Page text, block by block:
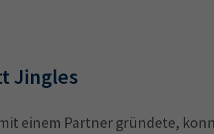
Jingles
einem Partner gründete,